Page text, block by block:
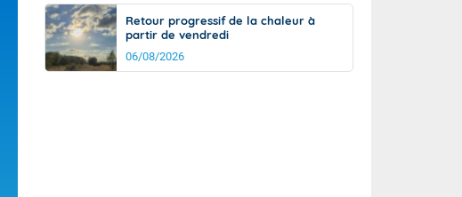
Retour progressif de la chaleur à
partir de vendredi
06/08/2026